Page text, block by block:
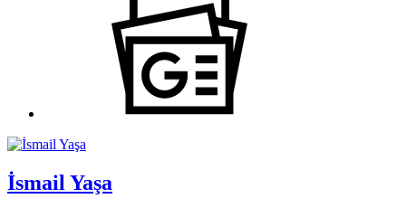
İsmail Yaşa